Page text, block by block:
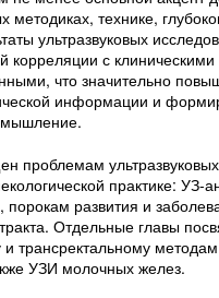
методиках, технике,
ультразвуковых
корреляции с клиническими
что значительно
информации и
мышление.
проблемам ультразвуковых
практике: УЗ-
развития и
Отдельные главы
и трансректальному методам
УЗИ молочных желез.